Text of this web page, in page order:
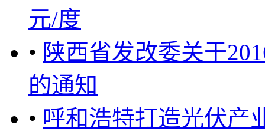
元/度
• 陕西省发改委关于
的通知
• 呼和浩特打造光伏产